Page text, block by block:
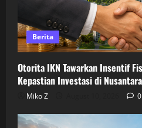
Berita
Otorita IKN Tawarkan Insentif
Kepastian Investasi di Nusantara
Miko Z 0